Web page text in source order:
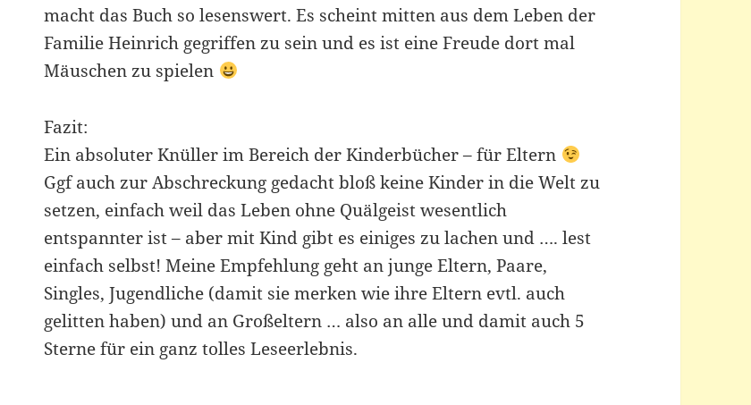
macht das Buch so lesenswert. Es scheint mitten aus dem Leben der
Familie Heinrich gegriffen zu sein und es ist eine Freude dort mal
Mäuschen zu spielen
Fazit:
Ein absoluter Knüller im Bereich der Kinderbücher – für Eltern
Ggf auch zur Abschreckung gedacht bloß keine Kinder in die Welt zu
setzen, einfach weil das Leben ohne Quälgeist wesentlich
entspannter ist – aber mit Kind gibt es einiges zu lachen und …. lest
einfach selbst! Meine Empfehlung geht an junge Eltern, Paare,
Singles, Jugendliche (damit sie merken wie ihre Eltern evtl. auch
gelitten haben) und an Großeltern … also an alle und damit auch 5
Sterne für ein ganz tolles Leseerlebnis.